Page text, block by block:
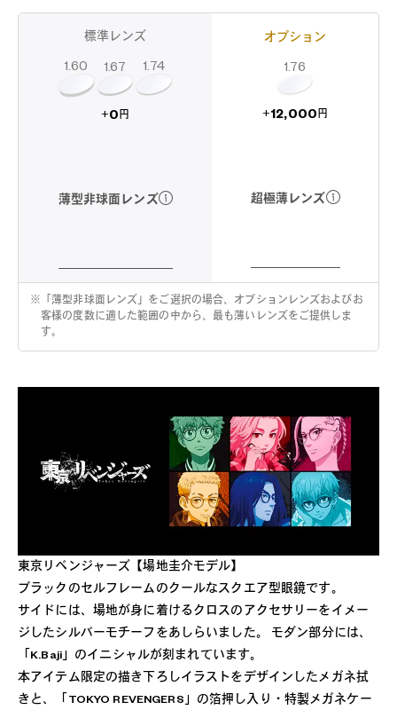
標準レンズ
1.60 1.67 1.74
+0 円
薄型非球面レンズ
オプション
1.76
+12,000 円
超極薄レンズ
※
「薄型非球面レンズ」をご選択の場合、オプションレンズおよびお
客様の度数に適した範囲の中から、最も薄いレンズをご提供しま
す。
東京リベンジャーズ【場地圭介モデル】
ブラックのセルフレームのクールなスクエア型眼鏡です。
サイドには、場地が身に着けるクロスのアクセサリーをイメー
ジしたシルバーモチーフをあしらいました。 モダン部分には、
「K.Baji」のイニシャルが刻まれています。
本アイテム限定の描き下ろしイラストをデザインしたメガネ拭
きと、「TOKYO REVENGERS」の箔押し入り・特製メガネケー